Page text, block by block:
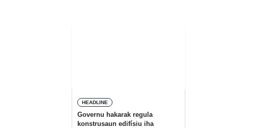
HEADLINE
Governu hakarak regula
konstrusaun edifísiu iha